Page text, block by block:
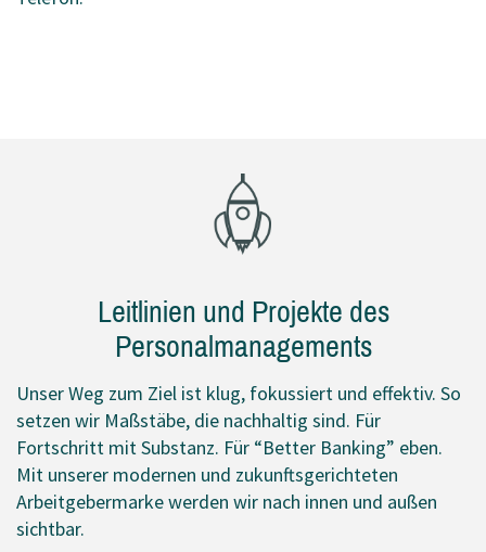
Leitlinien und Projekte des
Personalmanagements
Unser Weg zum Ziel ist klug, fokussiert und effektiv. So
setzen wir Maßstäbe, die nachhaltig sind. Für
Fortschritt mit Substanz. Für “Better Banking” eben.
Mit unserer modernen und zukunftsgerichteten
Arbeitgebermarke werden wir nach innen und außen
sichtbar.